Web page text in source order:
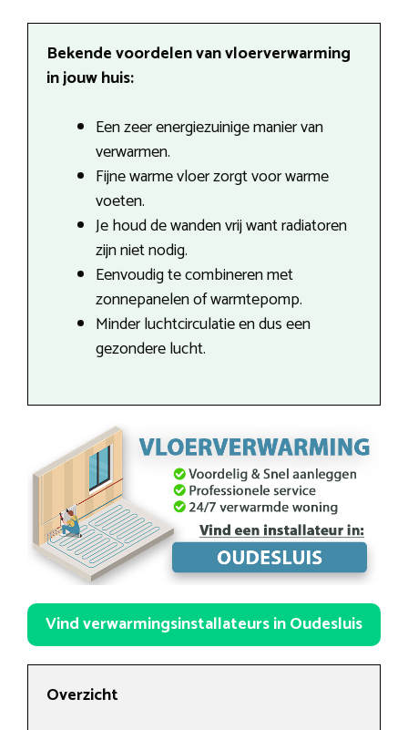
Bekende voordelen van vloerverwarming
in jouw huis:
Een zeer energiezuinige manier van
verwarmen.
Fijne warme vloer zorgt voor warme
voeten.
Je houd de wanden vrij want radiatoren
zijn niet nodig.
Eenvoudig te combineren met
zonnepanelen of warmtepomp.
Minder luchtcirculatie en dus een
gezondere lucht.
Vind verwarmingsinstallateurs in Oudesluis
Overzicht